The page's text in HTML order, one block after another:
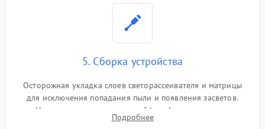
5. Сборка устройства
Осторожная укладка слоев светорассеивателя и матрицы
для исключения попадания пыли и появления засветов.
Надежное подключение шлейфов, фиксация плат и
аккуратное защелкивание пластикового корпуса монитора.
Подробнее